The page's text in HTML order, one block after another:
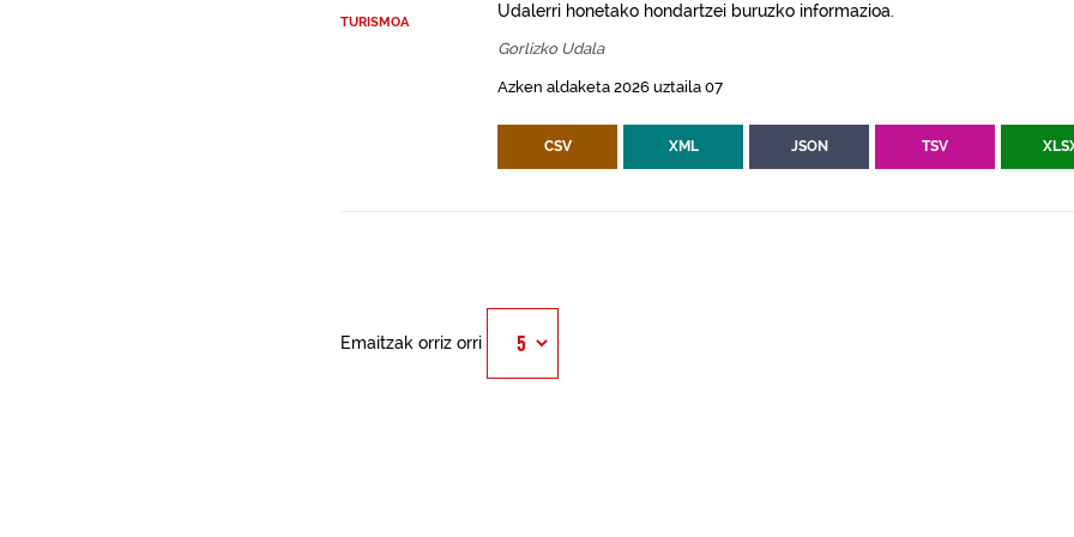
TURISMOA
Udalerri honetako hondartzei buruzko informazioa.
Gorlizko Udala
Azken aldaketa 2026 uztaila 07
CSV XML JSON TSV
Emaitzak orriz orri